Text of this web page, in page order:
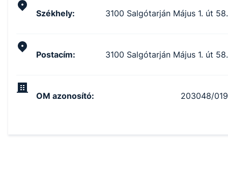
Székhely: 3100 Salgótarján Május 1. út 58.
Postacím: 3100 Salgótarján Május 1. út 58.
OM azonosító: 203048/019